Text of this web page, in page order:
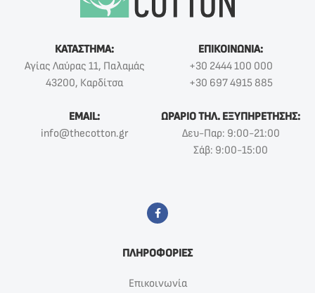
ΚΑΤΑΣΤΗΜΑ:
Αγίας Λαύρας 11, Παλαμάς
43200, Καρδίτσα
ΕΠΙΚΟΙΝΩΝΙΑ:
+30 2444 100 000
+30 697 4915 885
EMAIL:
info@thecotton.gr
ΩΡΑΡΙΟ ΤΗΛ. ΕΞΥΠΗΡΕΤΗΣΗΣ:
Δευ-Παρ: 9:00-21:00
Σάβ: 9:00-15:00
ΠΛΗΡΟΦΟΡΙΕΣ
Επικοινωνία